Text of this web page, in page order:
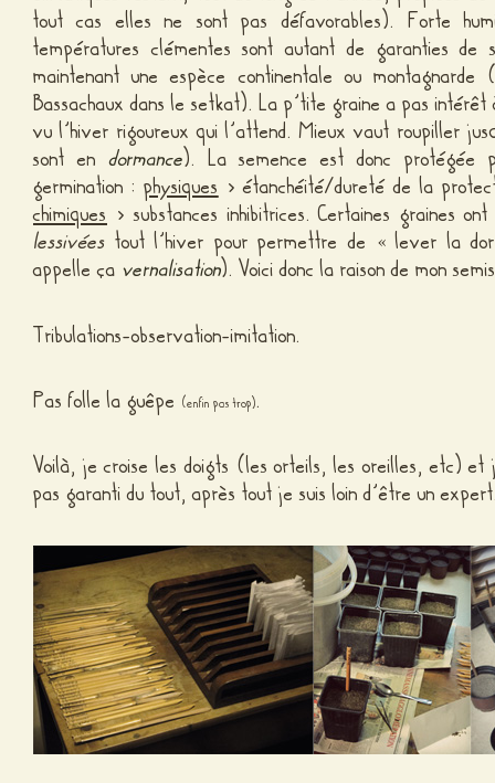
tout cas elles ne sont pas défavorables). Forte
températures clémentes sont autant de garanties
maintenant une espèce continentale ou
Bassachaux dans le setkat). La p’tite graine a pas
vu l’hiver rigoureux qui l’attend. Mieux vaut roupiller
sont en dormance). La semence est donc protégée
germination : physiques > étanchéité/dureté de la
chimiques > substances inhibitrices. Certaines graines
lessivées tout l’hiver pour permettre de « lever la
appelle ça vernalisation). Voici donc la raison de mon
Tribulations-observation-imitation.
Pas folle la guêpe (enfin pas trop).
Voilà, je croise les doigts (les orteils, les oreilles, etc)
pas garanti du tout, après tout je suis loin d’être un